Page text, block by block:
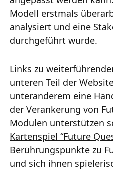
Modell erstmals
analysiert und eine
durchgeführt wurde.
Links zu
unteren Teil der
unteranderem eine
der Verankerung von
Modulen unterstützen
Kartenspiel “Future
Berührungspunkte zu
und sich ihnen